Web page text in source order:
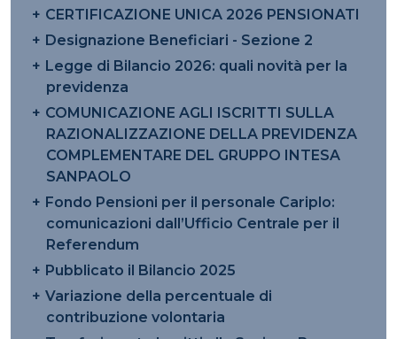
CERTIFICAZIONE UNICA 2026 PENSIONATI
Designazione Beneficiari - Sezione 2
Legge di Bilancio 2026: quali novità per la
previdenza
COMUNICAZIONE AGLI ISCRITTI SULLA
RAZIONALIZZAZIONE DELLA PREVIDENZA
COMPLEMENTARE DEL GRUPPO INTESA
SANPAOLO
Fondo Pensioni per il personale Cariplo:
comunicazioni dall’Ufficio Centrale per il
Referendum
Pubblicato il Bilancio 2025
Variazione della percentuale di
contribuzione volontaria